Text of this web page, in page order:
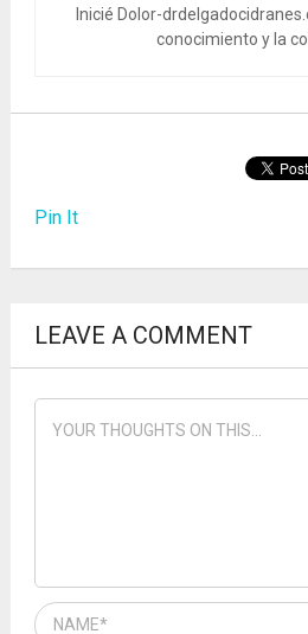
Inicié Dolor-
conocimiento y la
Pin It
LEAVE A COMMENT